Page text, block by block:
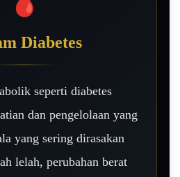
Diabetes
seperti diabetes
dan pengelolaan yang
yang sering dirasakan
lelah, perubahan berat